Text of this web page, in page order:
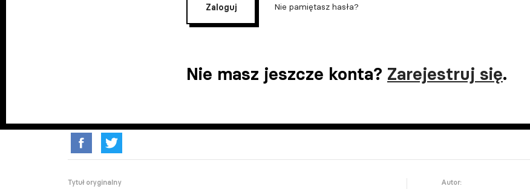
Zaloguj Nie pamiętasz hasła?
Nie masz jeszcze konta? Zarejestruj się.
Tytuł oryginalny Autor: